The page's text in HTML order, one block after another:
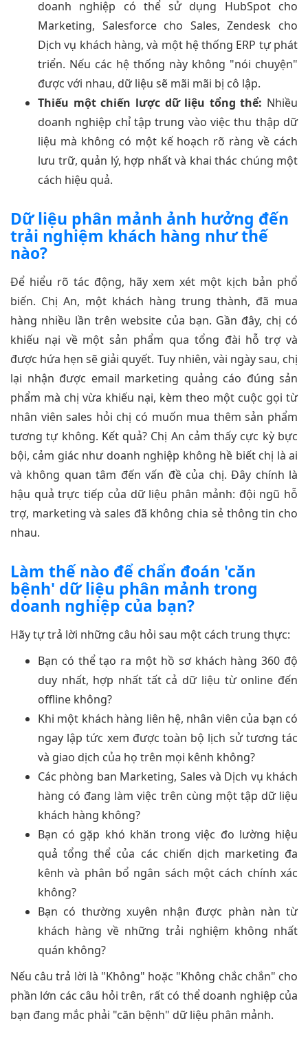
doanh nghiệp có thể sử dụng HubSpot cho
Marketing, Salesforce cho Sales, Zendesk cho
Dịch vụ khách hàng, và một hệ thống ERP tự phát
triển. Nếu các hệ thống này không "nói chuyện"
được với nhau, dữ liệu sẽ mãi mãi bị cô lập.
Thiếu một chiến lược dữ liệu tổng thể: Nhiều
doanh nghiệp chỉ tập trung vào việc thu thập dữ
liệu mà không có một kế hoạch rõ ràng về cách
lưu trữ, quản lý, hợp nhất và khai thác chúng một
cách hiệu quả.
Dữ liệu phân mảnh ảnh hưởng đến
trải nghiệm khách hàng như thế
nào?
Để hiểu rõ tác động, hãy xem xét một kịch bản phổ
biến. Chị An, một khách hàng trung thành, đã mua
hàng nhiều lần trên website của bạn. Gần đây, chị có
khiếu nại về một sản phẩm qua tổng đài hỗ trợ và
được hứa hẹn sẽ giải quyết. Tuy nhiên, vài ngày sau, chị
lại nhận được email marketing quảng cáo đúng sản
phẩm mà chị vừa khiếu nại, kèm theo một cuộc gọi từ
nhân viên sales hỏi chị có muốn mua thêm sản phẩm
tương tự không. Kết quả? Chị An cảm thấy cực kỳ bực
bội, cảm giác như doanh nghiệp không hề biết chị là ai
và không quan tâm đến vấn đề của chị. Đây chính là
hậu quả trực tiếp của dữ liệu phân mảnh: đội ngũ hỗ
trợ, marketing và sales đã không chia sẻ thông tin cho
nhau.
Làm thế nào để chẩn đoán 'căn
bệnh' dữ liệu phân mảnh trong
doanh nghiệp của bạn?
Hãy tự trả lời những câu hỏi sau một cách trung thực:
Bạn có thể tạo ra một hồ sơ khách hàng 360 độ
duy nhất, hợp nhất tất cả dữ liệu từ online đến
offline không?
Khi một khách hàng liên hệ, nhân viên của bạn có
ngay lập tức xem được toàn bộ lịch sử tương tác
và giao dịch của họ trên mọi kênh không?
Các phòng ban Marketing, Sales và Dịch vụ khách
hàng có đang làm việc trên cùng một tập dữ liệu
khách hàng không?
Bạn có gặp khó khăn trong việc đo lường hiệu
quả tổng thể của các chiến dịch marketing đa
kênh và phân bổ ngân sách một cách chính xác
không?
Bạn có thường xuyên nhận được phàn nàn từ
khách hàng về những trải nghiệm không nhất
quán không?
Nếu câu trả lời là "Không" hoặc "Không chắc chắn" cho
phần lớn các câu hỏi trên, rất có thể doanh nghiệp của
bạn đang mắc phải "căn bệnh" dữ liệu phân mảnh.